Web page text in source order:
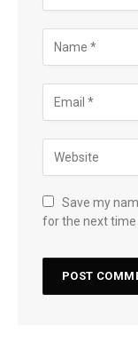
Save my
for the next time